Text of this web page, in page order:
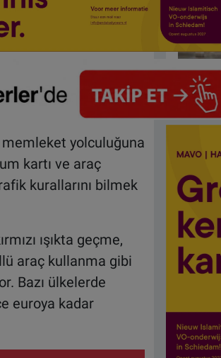
yolculuğuna
kartı ve araç
kurallarını bilmek
ışıkta geçme,
araç kullanma gibi
Bazı ülkelerde
euroya kadar